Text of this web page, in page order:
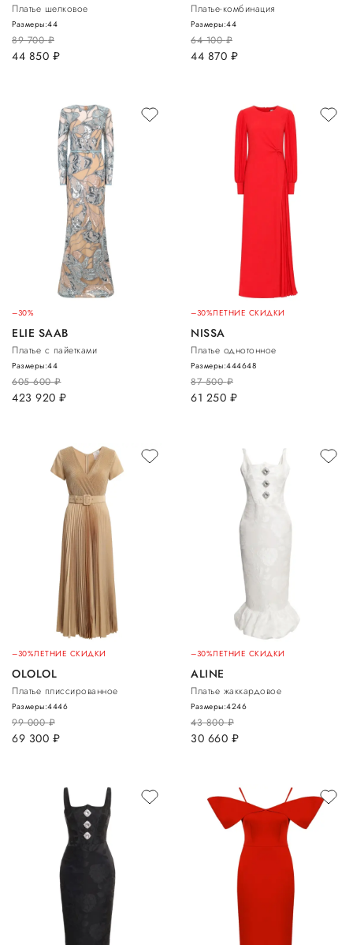
Платье шелковое
89 700руб.
44 850 руб.
Размеры:44
Платье-комбинация
64 100руб.
44 870 руб.
Размеры:44
–30%
ELIE SAAB
Платье с пайетками
605 600руб.
423 920 руб.
Размеры:44
–30%ЛЕТНИЕ СКИДКИ
NISSA
Платье однотонное
87 500руб.
61 250 руб.
Размеры:444648
–30%ЛЕТНИЕ СКИДКИ
OLOLOL
Платье плиссированное
99 000руб.
69 300 руб.
Размеры:4446
–30%ЛЕТНИЕ СКИДКИ
ALINE
Платье жаккардовое
43 800руб.
30 660 руб.
Размеры:4246